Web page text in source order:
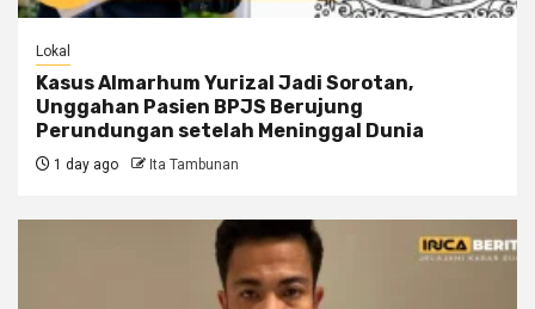
Lokal
Kasus Almarhum Yurizal Jadi Sorotan,
Unggahan Pasien BPJS Berujung
Perundungan setelah Meninggal Dunia
1 day ago Ita Tambunan